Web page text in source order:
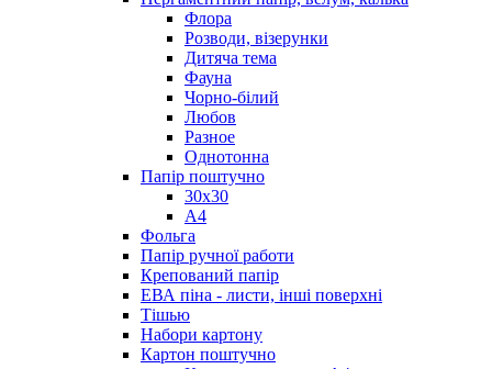
Флора
Розводи, візерунки
Дитяча тема
Фауна
Чорно-білий
Любов
Разное
Однотонна
Папір поштучно
30х30
А4
Фольга
Папір ручної работи
Крепований папір
ЕВА піна - листи, інші поверхні
Тішью
Набори картону
Картон поштучно